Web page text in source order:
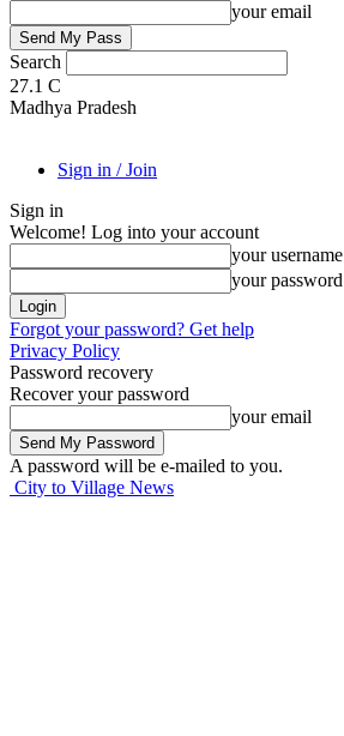
your email
Search
27.1 C
Madhya Pradesh
Sign in / Join
Sign in
Welcome! Log into your account
your username
your password
Forgot your password? Get help
Privacy Policy
Password recovery
Recover your password
your email
A password will be e-mailed to you.
City to Village News